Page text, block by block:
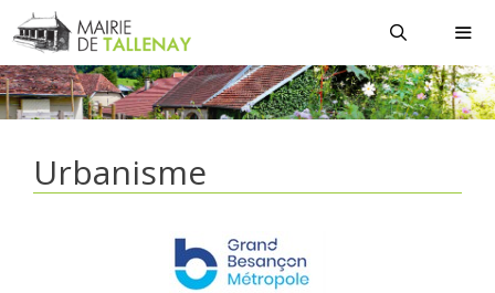
Aller
au
contenu
Urbanisme